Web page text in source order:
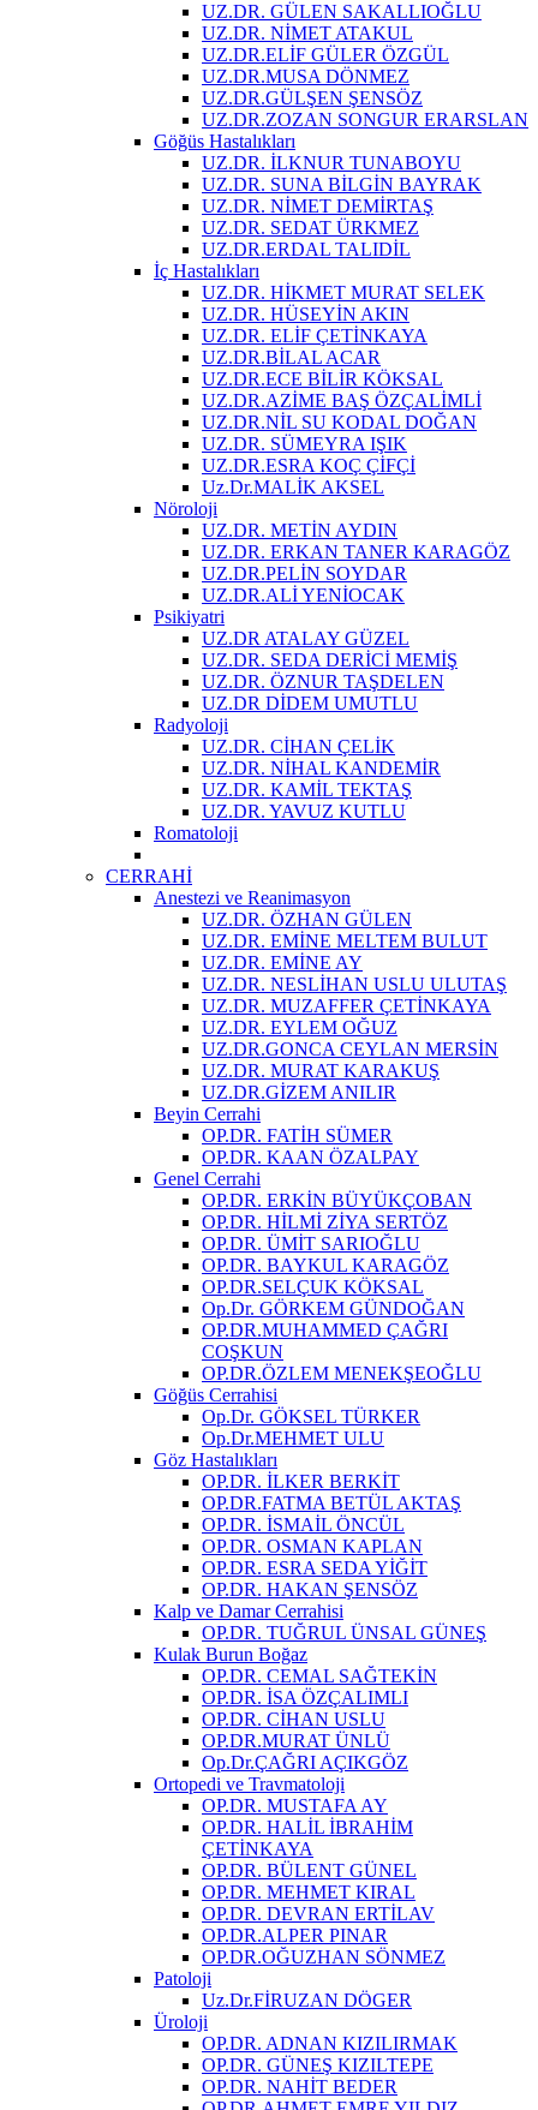
UZ.DR. GÜLEN SAKALLIOĞLU
UZ.DR. NİMET ATAKUL
UZ.DR.ELİF GÜLER ÖZGÜL
UZ.DR.MUSA DÖNMEZ
UZ.DR.GÜLŞEN ŞENSÖZ
UZ.DR.ZOZAN SONGUR ERARSLAN
Göğüs Hastalıkları
UZ.DR. İLKNUR TUNABOYU
UZ.DR. SUNA BİLGİN BAYRAK
UZ.DR. NİMET DEMİRTAŞ
UZ.DR. SEDAT ÜRKMEZ
UZ.DR.ERDAL TALIDİL
İç Hastalıkları
UZ.DR. HİKMET MURAT SELEK
UZ.DR. HÜSEYİN AKIN
UZ.DR. ELİF ÇETİNKAYA
UZ.DR.BİLAL ACAR
UZ.DR.ECE BİLİR KÖKSAL
UZ.DR.AZİME BAŞ ÖZÇALİMLİ
UZ.DR.NİL SU KODAL DOĞAN
UZ.DR. SÜMEYRA IŞIK
UZ.DR.ESRA KOÇ ÇİFÇİ
Uz.Dr.MALİK AKSEL
Nöroloji
UZ.DR. METİN AYDIN
UZ.DR. ERKAN TANER KARAGÖZ
UZ.DR.PELİN SOYDAR
UZ.DR.ALİ YENİOCAK
Psikiyatri
UZ.DR ATALAY GÜZEL
UZ.DR. SEDA DERİCİ MEMİŞ
UZ.DR. ÖZNUR TAŞDELEN
UZ.DR DİDEM UMUTLU
Radyoloji
UZ.DR. CİHAN ÇELİK
UZ.DR. NİHAL KANDEMİR
UZ.DR. KAMİL TEKTAŞ
UZ.DR. YAVUZ KUTLU
Romatoloji
CERRAHİ
Anestezi ve Reanimasyon
UZ.DR. ÖZHAN GÜLEN
UZ.DR. EMİNE MELTEM BULUT
UZ.DR. EMİNE AY
UZ.DR. NESLİHAN USLU ULUTAŞ
UZ.DR. MUZAFFER ÇETİNKAYA
UZ.DR. EYLEM OĞUZ
UZ.DR.GONCA CEYLAN MERSİN
UZ.DR. MURAT KARAKUŞ
UZ.DR.GİZEM ANILIR
Beyin Cerrahi
OP.DR. FATİH SÜMER
OP.DR. KAAN ÖZALPAY
Genel Cerrahi
OP.DR. ERKİN BÜYÜKÇOBAN
OP.DR. HİLMİ ZİYA SERTÖZ
OP.DR. ÜMİT SARIOĞLU
OP.DR. BAYKUL KARAGÖZ
OP.DR.SELÇUK KÖKSAL
Op.Dr. GÖRKEM GÜNDOĞAN
OP.DR.MUHAMMED ÇAĞRI
COŞKUN
OP.DR.ÖZLEM MENEKŞEOĞLU
Göğüs Cerrahisi
Op.Dr. GÖKSEL TÜRKER
Op.Dr.MEHMET ULU
Göz Hastalıkları
OP.DR. İLKER BERKİT
OP.DR.FATMA BETÜL AKTAŞ
OP.DR. İSMAİL ÖNCÜL
OP.DR. OSMAN KAPLAN
OP.DR. ESRA SEDA YİĞİT
OP.DR. HAKAN ŞENSÖZ
Kalp ve Damar Cerrahisi
OP.DR. TUĞRUL ÜNSAL GÜNEŞ
Kulak Burun Boğaz
OP.DR. CEMAL SAĞTEKİN
OP.DR. İSA ÖZÇALIMLI
OP.DR. CİHAN USLU
OP.DR.MURAT ÜNLÜ
Op.Dr.ÇAĞRI AÇIKGÖZ
Ortopedi ve Travmatoloji
OP.DR. MUSTAFA AY
OP.DR. HALİL İBRAHİM
ÇETİNKAYA
OP.DR. BÜLENT GÜNEL
OP.DR. MEHMET KIRAL
OP.DR. DEVRAN ERTİLAV
OP.DR.ALPER PINAR
OP.DR.OĞUZHAN SÖNMEZ
Patoloji
Uz.Dr.FİRUZAN DÖGER
Üroloji
OP.DR. ADNAN KIZILIRMAK
OP.DR. GÜNEŞ KIZILTEPE
OP.DR. NAHİT BEDER